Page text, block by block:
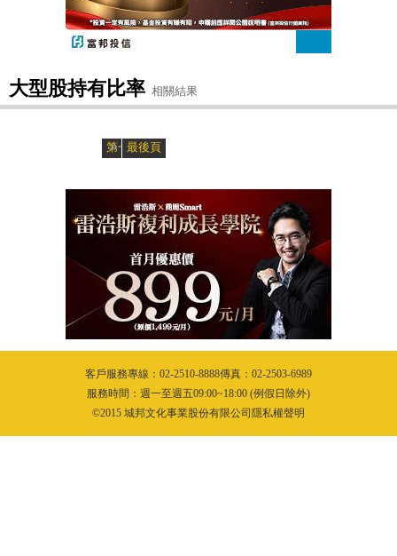
大型股持有比率 相關結果
第一頁 «
» 最後頁
客戶服務專線：02-2510-8888傳真：02-2503-6989
服務時間：週一至週五09:00~18:00 (例假日除外)
©2015 城邦文化事業股份有限公司隱私權聲明